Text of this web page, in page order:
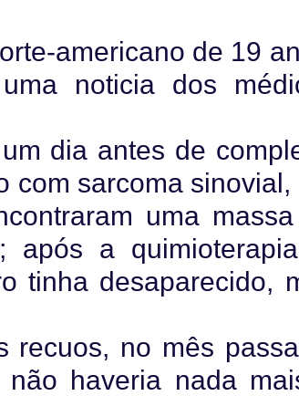
americano de 19
noticia dos
dia antes de
com sarcoma sinovial,
uma
após a
tinha desaparecido,
recuos, no mês
não haveria nada